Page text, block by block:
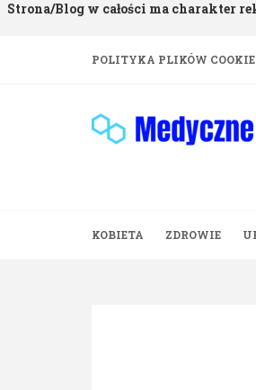
Strona/Blog w całości ma charakter
POLITYKA PLIKÓW
KOBIETA ZDROWIE